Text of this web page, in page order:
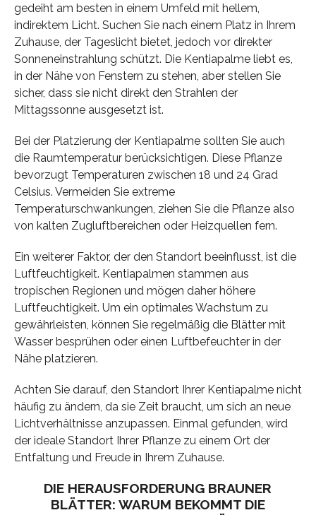
gedeiht am besten in einem Umfeld mit hellem,
indirektem Licht. Suchen Sie nach einem Platz in Ihrem
Zuhause, der Tageslicht bietet, jedoch vor direkter
Sonneneinstrahlung schützt. Die Kentiapalme liebt es,
in der Nähe von Fenstern zu stehen, aber stellen Sie
sicher, dass sie nicht direkt den Strahlen der
Mittagssonne ausgesetzt ist.
Bei der Platzierung der Kentiapalme sollten Sie auch
die Raumtemperatur berücksichtigen. Diese Pflanze
bevorzugt Temperaturen zwischen 18 und 24 Grad
Celsius. Vermeiden Sie extreme
Temperaturschwankungen, ziehen Sie die Pflanze also
von kalten Zugluftbereichen oder Heizquellen fern.
Ein weiterer Faktor, der den Standort beeinflusst, ist die
Luftfeuchtigkeit. Kentiapalmen stammen aus
tropischen Regionen und mögen daher höhere
Luftfeuchtigkeit. Um ein optimales Wachstum zu
gewährleisten, können Sie regelmäßig die Blätter mit
Wasser besprühen oder einen Luftbefeuchter in der
Nähe platzieren.
Achten Sie darauf, den Standort Ihrer Kentiapalme nicht
häufig zu ändern, da sie Zeit braucht, um sich an neue
Lichtverhältnisse anzupassen. Einmal gefunden, wird
der ideale Standort Ihrer Pflanze zu einem Ort der
Entfaltung und Freude in Ihrem Zuhause.
DIE HERAUSFORDERUNG BRAUNER
BLÄTTER: WARUM BEKOMMT DIE